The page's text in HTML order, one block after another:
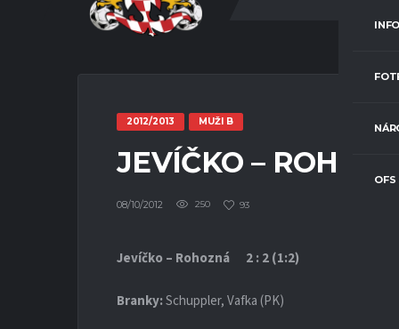
OFS
2012/2013 MUŽI B
JEVÍČKO –
08/10/2012 250 93
Jevíčko – Rohozná 2: 2 (1:2)
Branky:Schuppler, Vafka (PK)